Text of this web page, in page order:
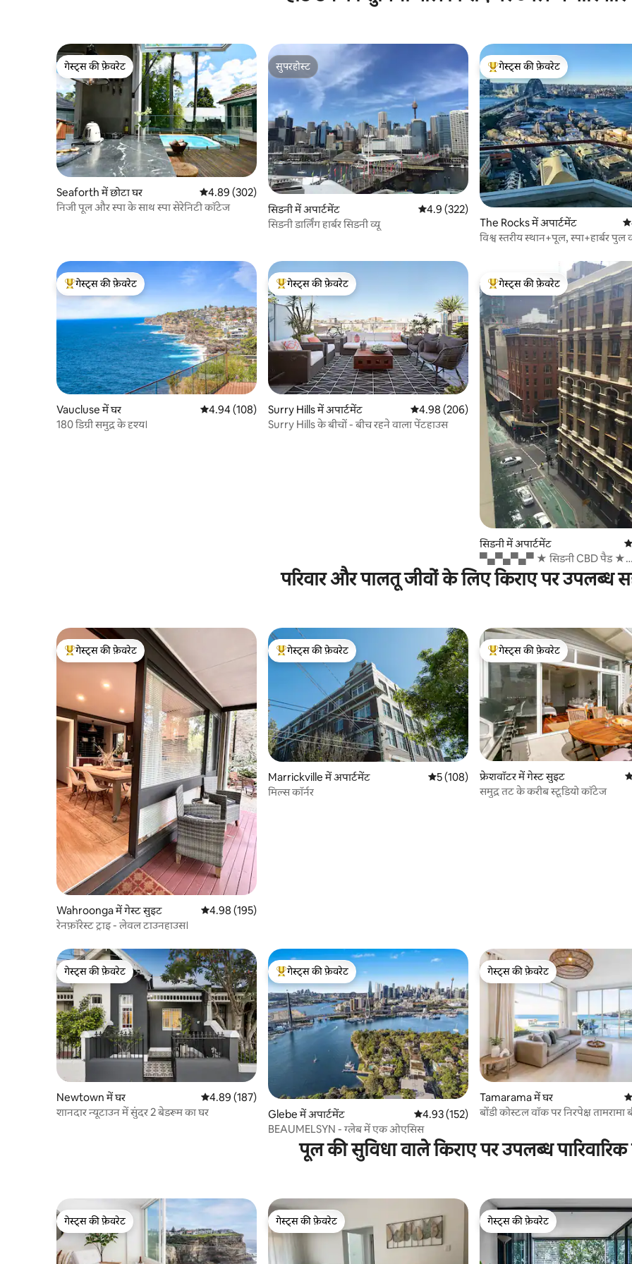
गेस्ट्स की फ़ेवरेट
गेस्ट्स की फ़ेवरेट
Seaforth में छोटा घर औसत रेटिंग 5 में से 4.89, 302 समीक्षाएँ
4.89 (302)
निजी पूल और स्पा के साथ स्पा सेरेनिटी कॉटेज
सुपरहोस्ट
सुपरहोस्ट
सिडनी में अपार्टमेंट औसत रेटिंग 5 में से 4.9, 322 समीक्षाएँ
4.9 (322)
सिडनी डार्लिंग हार्बर सिडनी व्यू
गेस्ट्स का टॉप फ़ेवरेट
गेस्ट्स की फ़ेवरेट
The Rocks में अपार्टमेंट
विश्व स्तरीय स्थान+पूल, स्पा+हार्बर पुल
गेस्ट्स का टॉप फ़ेवरेट
गेस्ट्स की फ़ेवरेट
Vaucluse में घर औसत रेटिंग 5 में से 4.94, 108 समीक्षाएँ
4.94 (108)
180 डिग्री समुद्र के दृश्य।
गेस्ट्स का टॉप फ़ेवरेट
गेस्ट्स की फ़ेवरेट
Surry Hills में अपार्टमेंट औसत रेटिंग 5 में से 4.98, 206 समीक्षाएँ
4.98 (206)
Surry Hills के बीचों - बीच रहने वाला पेंटहाउस
गेस्ट्स का टॉप फ़ेवरेट
गेस्ट्स की फ़ेवरेट
सिडनी में अपार्टमेंट
▀▄▀▄▀▄▀ ★ सिडनी CBD पैड ★
▀▄▀▄▀▄▀
परिवार और पालतू जीवों के लिए किराए पर उपलब्ध
गेस्ट्स का टॉप फ़ेवरेट
गेस्ट्स की फ़ेवरेट
Wahroonga में गेस्ट सुइट औसत रेटिंग 5 में से 4.98, 195 समीक्षाएँ
4.98 (195)
रेनफ़ॉरेस्ट ट्राइ - लेवल टाउनहाउस।
गेस्ट्स का टॉप फ़ेवरेट
गेस्ट्स की फ़ेवरेट
Marrickville में अपार्टमेंट औसत रेटिंग 5 में से 5, 108 समीक्षाएँ
5 (108)
मिल्स कॉर्नर
गेस्ट्स का टॉप फ़ेवरेट
गेस्ट्स की फ़ेवरेट
फ्रेशवॉटर में गेस्ट सुइट
समुद्र तट के करीब स्टूडियो कॉटेज
गेस्ट्स की फ़ेवरेट
गेस्ट्स की फ़ेवरेट
Newtown में घर औसत रेटिंग 5 में से 4.89, 187 समीक्षाएँ
4.89 (187)
शानदार न्यूटाउन में सुंदर 2 बेडरूम का घर
गेस्ट्स का टॉप फ़ेवरेट
गेस्ट्स की फ़ेवरेट
Glebe में अपार्टमेंट औसत रेटिंग 5 में से 4.93, 152 समीक्षाएँ
4.93 (152)
BEAUMELSYN - ग्लेब में एक ओएसिस
गेस्ट्स की फ़ेवरेट
गेस्ट्स की फ़ेवरेट
Tamarama में घर
बोंडी कोस्टल वॉक पर निरपेक्ष तामरामा
पूल की सुविधा वाले किराए पर उपलब्ध पारिवारिक
गेस्ट्स की फ़ेवरेट
गेस्ट्स की फ़ेवरेट
गेस्ट्स की फ़ेवरेट
गेस्ट्स की फ़ेवरेट
गेस्ट्स की फ़ेवरेट
गेस्ट्स की फ़ेवरेट